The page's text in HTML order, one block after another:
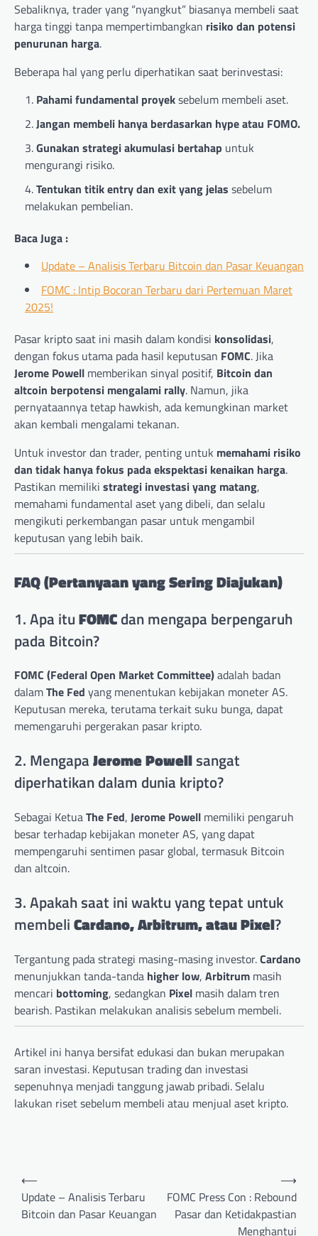
Sebaliknya, trader yang “nyangkut” biasanya membeli saat
harga tinggi tanpa mempertimbangkan risiko dan potensi
penurunan harga.
Beberapa hal yang perlu diperhatikan saat berinvestasi:
Pahami fundamental proyeksebelum membeli aset.
Jangan membeli hanya berdasarkan hype atau FOMO.
Gunakan strategi akumulasi bertahap untuk
mengurangi risiko.
Tentukan titik entry dan exit yang jelas sebelum
melakukan pembelian.
Baca Juga :
Update – Analisis Terbaru Bitcoin dan Pasar Keuangan
FOMC : Intip Bocoran Terbaru dari Pertemuan Maret
2025!
Pasar kripto saat ini masih dalam kondisi konsolidasi,
dengan fokus utama pada hasil keputusan FOMC. Jika
Jerome Powell memberikan sinyal positif, Bitcoin dan
altcoin berpotensi mengalami rally. Namun, jika
pernyataannya tetap hawkish, ada kemungkinan market
akan kembali mengalami tekanan.
Untuk investor dan trader, penting untuk memahami risiko
dan tidak hanya fokus pada ekspektasi kenaikan harga.
Pastikan memiliki strategi investasi yang matang,
memahami fundamental aset yang dibeli, dan selalu
mengikuti perkembangan pasar untuk mengambil
keputusan yang lebih baik.
FAQ (Pertanyaan yang Sering Diajukan)
1. Apa ituFOMCdan mengapa berpengaruh
pada Bitcoin?
FOMC (Federal Open Market Committee)adalah badan
dalamThe Fed yang menentukan kebijakan moneter AS.
Keputusan mereka, terutama terkait suku bunga, dapat
memengaruhi pergerakan pasar kripto.
2. MengapaJerome Powellsangat
diperhatikan dalam dunia kripto?
Sebagai KetuaThe Fed, Jerome Powell memiliki pengaruh
besar terhadap kebijakan moneter AS, yang dapat
mempengaruhi sentimen pasar global, termasuk Bitcoin
dan altcoin.
3. Apakah saat ini waktu yang tepat untuk
membeliCardano, Arbitrum, atau Pixel?
Tergantung pada strategi masing-masing investor.Cardano
menunjukkan tanda-tanda higher low, Arbitrum masih
mencari bottoming, sedangkan Pixel masih dalam tren
bearish. Pastikan melakukan analisis sebelum membeli.
Artikel ini hanya bersifat edukasi dan bukan merupakan
saran investasi. Keputusan trading dan investasi
sepenuhnya menjadi tanggung jawab pribadi. Selalu
lakukan riset sebelum membeli atau menjual aset kripto.
Post
navigation
⟵
Update – Analisis Terbaru
Bitcoin dan Pasar Keuangan
FOMC Press Con : Rebound
Pasar dan Ketidakpastian
Menghantui
⟶